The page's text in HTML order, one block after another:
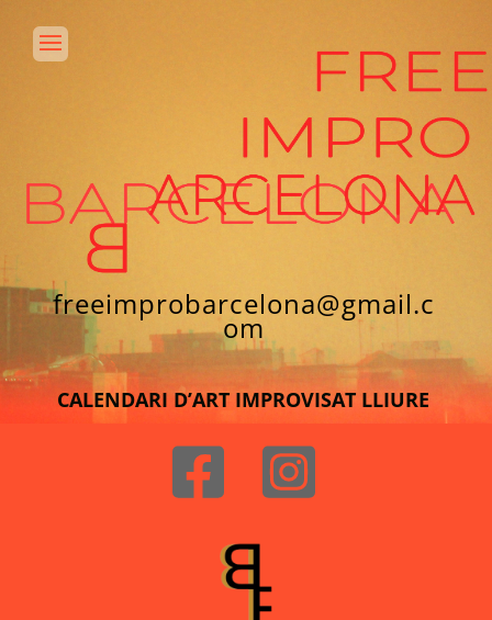
freeimprobarcelona@gmail.c
om
CALENDARI D’ART IMPROVISAT LLIURE